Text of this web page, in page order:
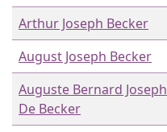
Arthur Joseph Becker
August Joseph Becker
Auguste Bernard Joseph
De Becker